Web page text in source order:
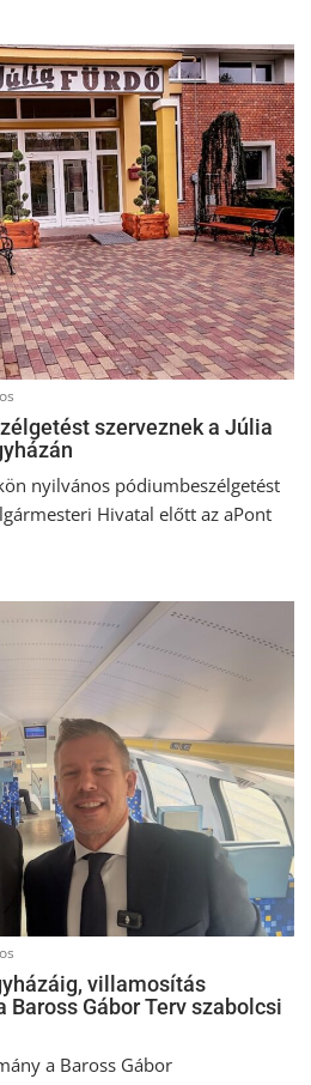
szerveznek a Júlia
nyilvános pódiumbeszélgetést
Hivatal előtt az aPont
villamosítás
Gábor Terv szabolcsi
a Baross Gábor